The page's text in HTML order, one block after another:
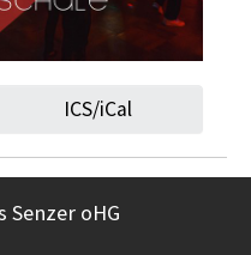
ICS/iCal
oHG